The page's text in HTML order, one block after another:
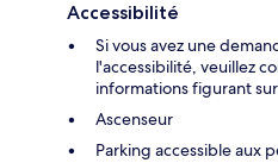
Accessibilité
Si vous avez une
l'accessibilité, veuillez
informations figurant
Ascenseur
Parking accessible aux